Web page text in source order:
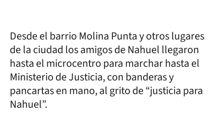
Desde el barrio Molina Punta y otros lugares
de la ciudad los amigos de Nahuel llegaron
hasta el microcentro para marchar hasta el
Ministerio de Justicia, con banderas y
pancartas en mano, al grito de “justicia para
Nahuel”.